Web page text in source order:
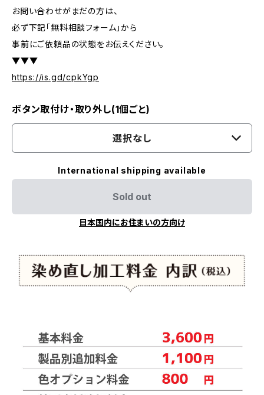
お問い合わせがまだの方は、
必ず下記「無料相談フォーム」から
事前にご依頼品の状態をお伝えください。
▼▼▼
https://is.gd/cpkYgp
ボタン取付け・取り外し(1個ごと)
選択なし
International shipping available
Sold out
日本国内にお住まいの方向け